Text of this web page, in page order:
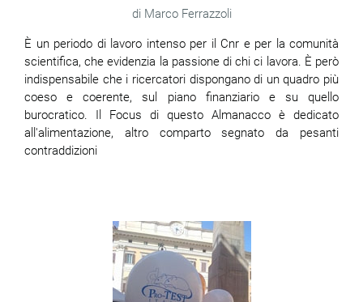
Marco Ferrazzoli
È un periodo di lavoro intenso per il Cnr e per la comunità
scientifica, che evidenzia la passione di chi ci lavora. È però
indispensabile che i ricercatori dispongano di un quadro più
coeso e coerente, sul piano finanziario e su quello
burocratico. Il Focus di questo Almanacco è dedicato
all'alimentazione, altro comparto segnato da pesanti
contraddizioni